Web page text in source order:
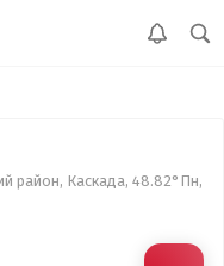
район, Каскада, 48.82°Пн,